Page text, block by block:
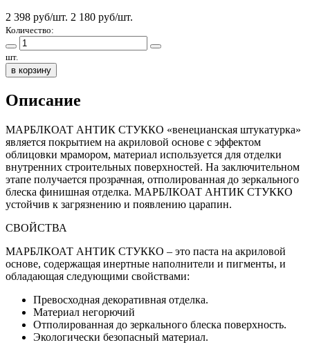
2 398 руб/шт. 2 180 руб/шт.
Количество:
шт.
в корзину
Описание
МАРБЛКОАТ АНТИК СТУККО «венецианская штукатурка»
является покрытием на акриловой основе с эффектом
облицовки мрамором, материал используется для отделки
внутренних строительных поверхностей. На заключительном
этапе получается прозрачная, отполированная до зеркального
блеска финишная отделка. МАРБЛКОАТ АНТИК СТУККО
устойчив к загрязнению и появлению царапин.
СВОЙСТВА
МАРБЛКОАТ АНТИК СТУККО – это паста на акриловой
основе, содержащая инертные наполнители и пигменты, и
обладающая следующими свойствами:
Превосходная декоративная отделка.
Материал негорючий
Отполированная до зеркального блеска поверхность.
Экологически безопасный материал.